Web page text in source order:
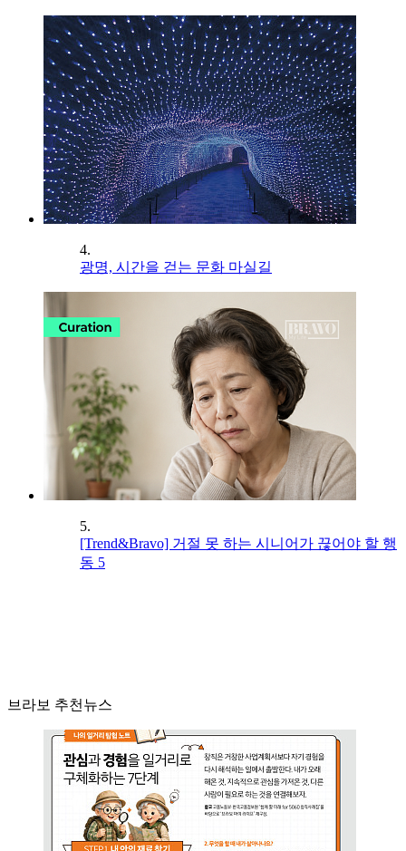
4.
광명, 시간을 걷는 문화 마실길
5.
[Trend&Bravo] 거절 못 하는 시니어가 끊어야 할 행
동 5
브라보 추천뉴스